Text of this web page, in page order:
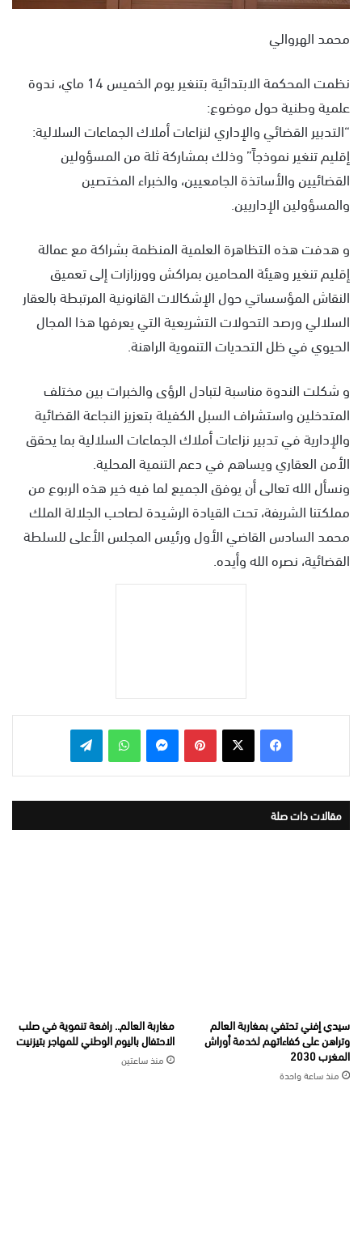
ر
ا
محمد الهروالي
نظمت المحكمة الابتدائية بتنغير يوم الخميس 14 ماي، ندوة
علمية وطنية حول موضوع:
“التدبير القضائي والإداري لنزاعات أملاك الجماعات السلالية:
إقليم تنغير نموذجاً” وذلك بمشاركة ثلة من المسؤولين
القضائيين والأساتذة الجامعيين، والخبراء المختصين
والمسؤولين الإداريين.
و هدفت هذه التظاهرة العلمية المنظمة بشراكة مع عمالة
إقليم تنغير وهيئة المحامين بمراكش وورزازات إلى تعميق
النقاش المؤسساتي حول الإشكالات القانونية المرتبطة بالعقار
السلالي ورصد التحولات التشريعية التي يعرفها هذا المجال
الحيوي في ظل التحديات التنموية الراهنة.
و شكلت الندوة مناسبة لتبادل الرؤى والخبرات بين مختلف
المتدخلين واستشراف السبل الكفيلة بتعزيز النجاعة القضائية
والإدارية في تدبير نزاعات أملاك الجماعات السلالية بما يحقق
الأمن العقاري ويساهم في دعم التنمية المحلية.
ونسأل الله تعالى أن يوفق الجميع لما فيه خير هذه الربوع من
مملكتنا الشريفة، تحت القيادة الرشيدة لصاحب الجلالة الملك
محمد السادس القاضي الأول ورئيس المجلس الأعلى للسلطة
القضائية، نصره الله وأيده.
بينتيريست واتساب
مقالات ذات صلة
سيدي إفني تحتفي بمغاربة العالم
وتراهن على كفاءاتهم لخدمة أوراش
المغرب 2030
منذ ساعة واحدة
مغاربة العالم.. رافعة تنموية في صلب
الاحتفال باليوم الوطني للمهاجر بتيزنيت
منذ ساعتين